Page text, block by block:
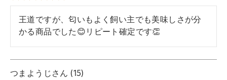
王道ですが、匂いもよく飼い主でも美味しさが分
かる商品でした😊リピート確定です👏
つまようじ 15